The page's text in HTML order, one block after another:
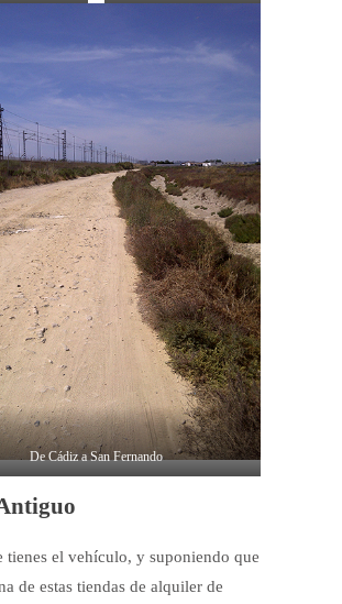
De Cádiz a San Fernando
tienes el vehículo, y suponiendo que
de estas tiendas de alquiler de